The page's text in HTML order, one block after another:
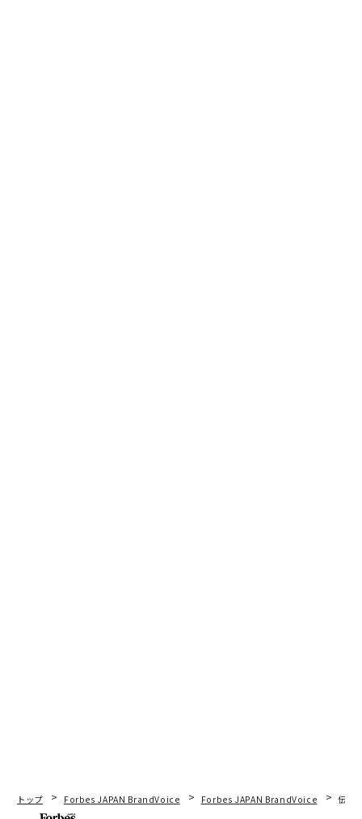
トップ Forbes JAPAN BrandVoice Forbes JAPAN BrandVoice 伝統